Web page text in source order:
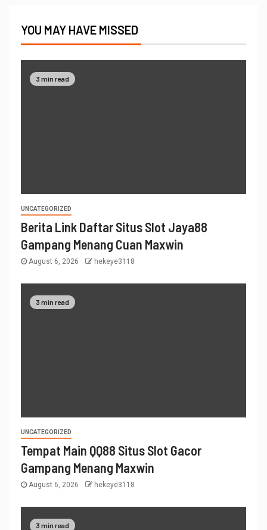
YOU MAY HAVE MISSED
3 min read
UNCATEGORIZED
Berita Link Daftar Situs Slot Jaya88
Gampang Menang Cuan Maxwin
August 6, 2026 hekeye3118
3 min read
UNCATEGORIZED
Tempat Main QQ88 Situs Slot Gacor
Gampang Menang Maxwin
August 6, 2026 hekeye3118
3 min read